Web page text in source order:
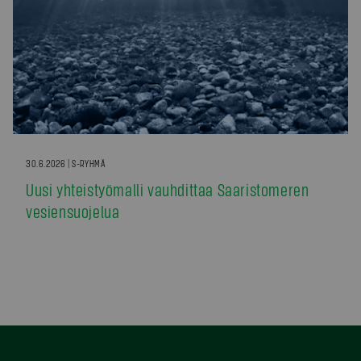
30.6.2026 | S-RYHMÄ
Uusi yhteistyömalli vauhdittaa Saaristomeren
vesiensuojelua